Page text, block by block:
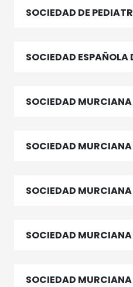
SOCIEDAD DE
SOCIEDAD
SOCIEDAD
SOCIEDAD
SOCIEDAD
SOCIEDAD
SOCIEDAD